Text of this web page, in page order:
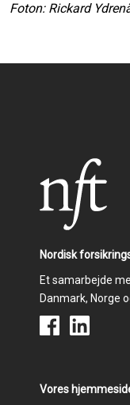
Foton: Rickard
Nordisk
Et samarbejde
Danmark, Norge
Vores